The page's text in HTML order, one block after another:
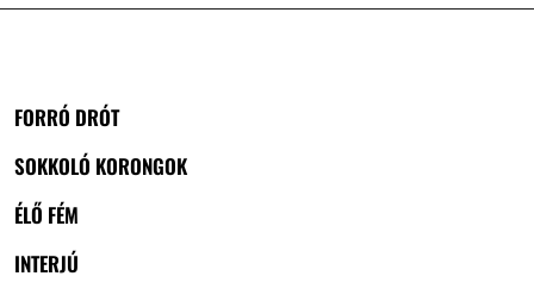
FORRÓ DRÓT
SOKKOLÓ KORONGOK
ÉLŐ FÉM
INTERJÚ